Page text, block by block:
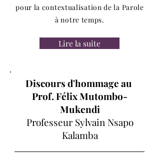
pour la contextualisation de la Parole
à notre temps.
Lire la suite
Discours d'hommage au
Prof. Félix Mutombo-
Mukendi
Professeur Sylvain Nsapo
Kalamba